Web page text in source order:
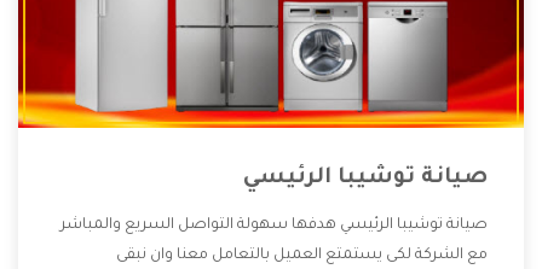
صيانة توشيبا الرئيسي
صيانة توشيبا الرئيسي هدفها سهولة التواصل السريع والمباشر
مع الشركة لكى يستمتع العميل بالتعامل معنا وان نبقى